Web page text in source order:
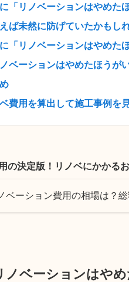
「リノベーションはやめた
ば未然に防げていたかもし
「リノベーションはやめた
ノベーションはやめたほう
費用を算出して施工事例を
の決定版！リノベにかかる
ベーション費用の相場は？
ノベーションはや